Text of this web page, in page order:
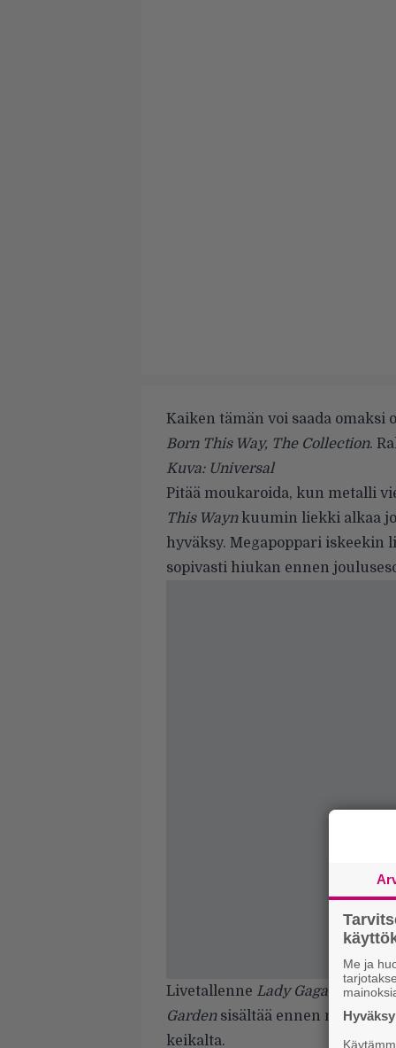
Kaiken tämän voi saada
Born This Way, The Collection.
Kuva: Universal
Pitää moukaroida, kun metalli
This Waynkuumin liekki alkaa jo
hyväksy. Megapoppari iskeekin
sopivasti hiukan ennen
Livetallenne Lady Gaga Presents
Gardensisältää ennen
keikalta.
Me ja